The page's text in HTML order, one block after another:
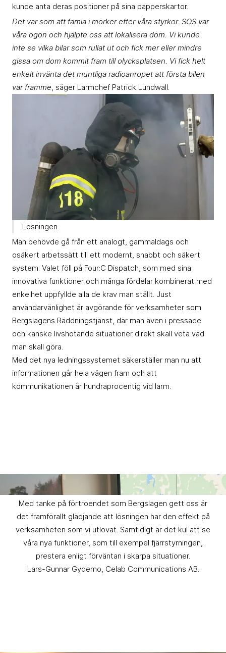
kunde anta deras positioner på sina papperskartor.
Det var som att famla i mörker efter våra styrkor. SOS var
våra ögon och hjälpte oss att lokalisera dom. Vi kunde
inte se vilka bilar som rullat ut och fick mer eller mindre
gissa om dom kommit fram till olycksplatsen. Vi fick helt
enkelt invänta det muntliga radioanropet att första bilen
var framme, säger Larmchef Patrick Lundwall.
Lösningen
Man behövde gå från ett analogt, gammaldags och
osäkert arbetssätt till ett modernt, snabbt och säkert
system. Valet föll på Four:C Dispatch, som med sina
innovativa funktioner och många fördelar kombinerat med
enkelhet uppfyllde alla de krav man ställt. Just
användarvänlighet är avgörande för verksamheter som
Bergslagens Räddningstjänst, där man även i pressade
och kanske livshotande situationer direkt skall veta vad
man skall göra.
Med det nya ledningssystemet säkerställer man nu att
informationen går hela vägen fram och att
kommunikationen är hundraprocentig vid larm.
Med tanke på förtroendet som Bergslagen gett oss är
det framförallt glädjande att lösningen har den effekt på
verksamheten som vi utlovat. Samtidigt är det kul att se
våra nya funktioner, som till exempel fjärrstyrningen,
prestera enligt förväntan i skarpa situationer.
Lars-Gunnar Gydemo, Celab Communications AB.